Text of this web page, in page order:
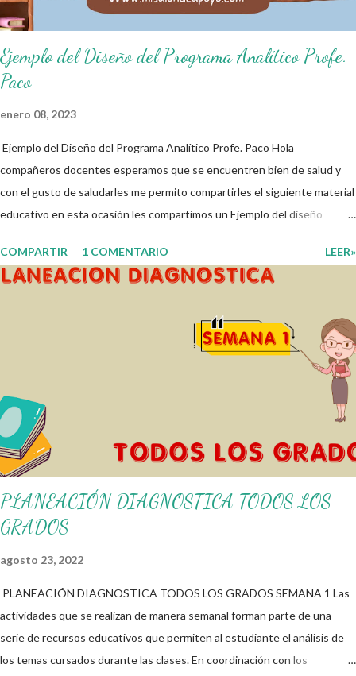
Ejemplo del Diseño del Programa Analítico Profe.
Paco
enero 08, 2023
Ejemplo del Diseño del Programa Analítico Profe. Paco Hola
compañeros docentes esperamos que se encuentren bien de salud y
con el gusto de saludarles me permito compartirles el siguiente material
educativo en esta ocasión les compartimos un Ejemplo del diseño
fortalecer los procesos de enseñanza y aprendizaje para que los
alumnos alcacen los niveles de logro educativo. Gracias por seguir a
diferentes materiales que hacen que todo esto sea posible,
recordándoles que nosotros solo los compartimos con fines educativos,
didácticos e informativos. ☺️ Obtén documento completo aquí 👇👇 👇
COMPARTIR 1 COMENTARIO LEER»
PLANEACIÓN DIAGNOSTICA TODOS LOS
GRADOS
agosto 23, 2022
PLANEACIÓN DIAGNOSTICA TODOS LOS GRADOS SEMANA 1 Las
actividades que se realizan de manera semanal forman parte de una
serie de recursos educativos que permiten al estudiante el análisis de
los temas cursados durante las clases. En coordinación con los